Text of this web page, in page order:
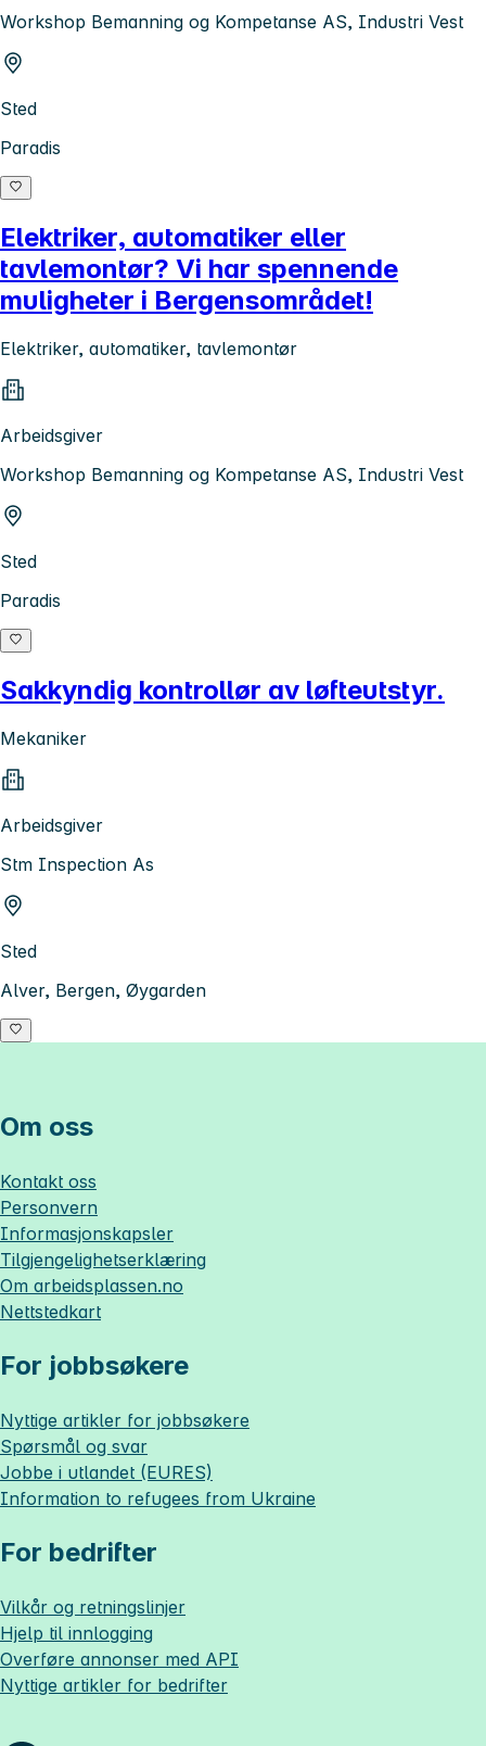
Workshop Bemanning og Kompetanse AS, Industri Vest
Sted
Paradis
Elektriker, automatiker eller
tavlemontør? Vi har spennende
muligheter i Bergensområdet!
Elektriker, automatiker, tavlemontør
Arbeidsgiver
Workshop Bemanning og Kompetanse AS, Industri Vest
Sted
Paradis
Sakkyndig kontrollør av løfteutstyr.
Mekaniker
Arbeidsgiver
Stm Inspection As
Sted
Alver, Bergen, Øygarden
Om oss
Kontakt oss
Personvern
Informasjonskapsler
Tilgjengelighetserklæring
Om arbeidsplassen.no
Nettstedkart
For jobbsøkere
Nyttige artikler for jobbsøkere
Spørsmål og svar
Jobbe i utlandet (EURES)
Information to refugees from Ukraine
For bedrifter
Vilkår og retningslinjer
Hjelp til innlogging
Overføre annonser med API
Nyttige artikler for bedrifter